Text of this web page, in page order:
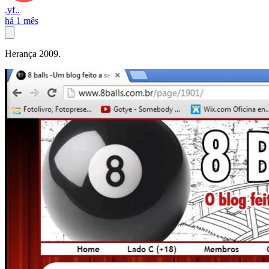
.yf..
há 1 mês
Herança 2009.